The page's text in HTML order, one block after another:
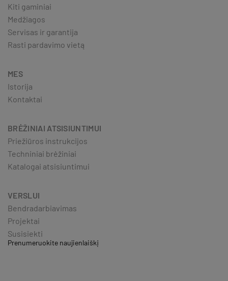
Kiti gaminiai
Medžiagos
Servisas ir garantija
Rasti pardavimo vietą
MES
Istorija
Kontaktai
BRĖŽINIAI ATSISIUNTIMUI
Priežiūros instrukcijos
Techniniai brėžiniai
Katalogai atsisiuntimui
VERSLUI
Bendradarbiavimas
Projektai
Susisiekti
Prenumeruokite naujienlaiškį